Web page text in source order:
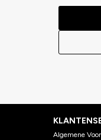
Algemene